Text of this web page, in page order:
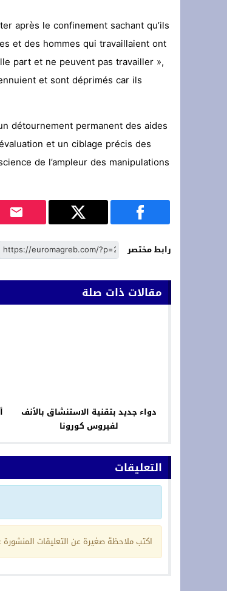
après le confinement sachant qu’ils
et des hommes qui travaillaient ont
part et ne peuvent pas travailler »,
et sont déprimés car ils
détournement permanent des aides
et un ciblage précis des
de l’ampleur des manipulations
رابط مختصر
مقالات ذات صلة
دواء جديد بتقنية الاستنشاق بالأنف
لفيروس كورونا
التعليقات
اكتب ملاحظة صغيرة عن التعليقات